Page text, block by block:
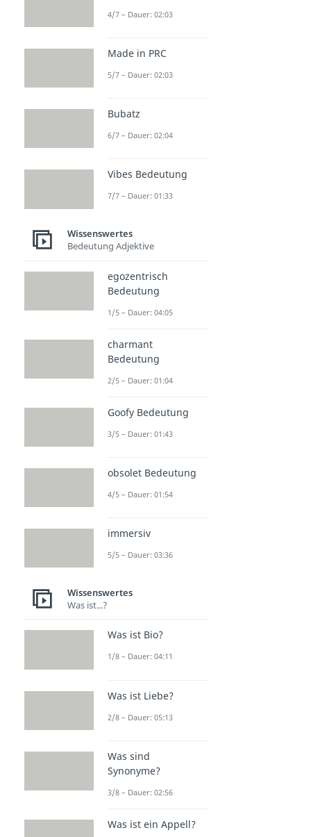
4/7 – Dauer: 02:03
Made in PRC
5/7 – Dauer: 02:03
Bubatz
6/7 – Dauer: 02:04
Vibes Bedeutung
7/7 – Dauer: 01:33
Wissenswertes
Bedeutung Adjektive
egozentrisch
Bedeutung
1/5 – Dauer: 04:05
charmant
Bedeutung
2/5 – Dauer: 01:04
Goofy Bedeutung
3/5 – Dauer: 01:43
obsolet Bedeutung
4/5 – Dauer: 01:54
immersiv
5/5 – Dauer: 03:36
Wissenswertes
Was ist...?
Was ist Bio?
1/8 – Dauer: 04:11
Was ist Liebe?
2/8 – Dauer: 05:13
Was sind
Synonyme?
3/8 – Dauer: 02:56
Was ist ein Appell?